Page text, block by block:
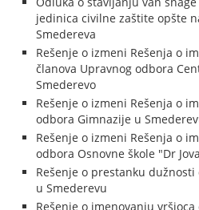
jedinica civilne zaštite opšte
Smedereva
Rešenje o izmeni Rešenja o
članova Upravnog odbora
Smederevo
Rešenje o izmeni Rešenja o
odbora Gimnazije u
Rešenje o izmeni Rešenja o
odbora Osnovne škole "Dr
Rešenje o prestanku
u Smederevu
Rešenje o imenovanju